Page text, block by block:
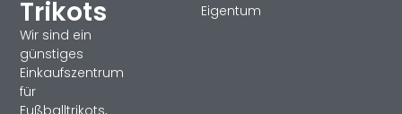
Trikots
Wir sind ein
günstiges
Einkaufszentrum
für
Eigentum